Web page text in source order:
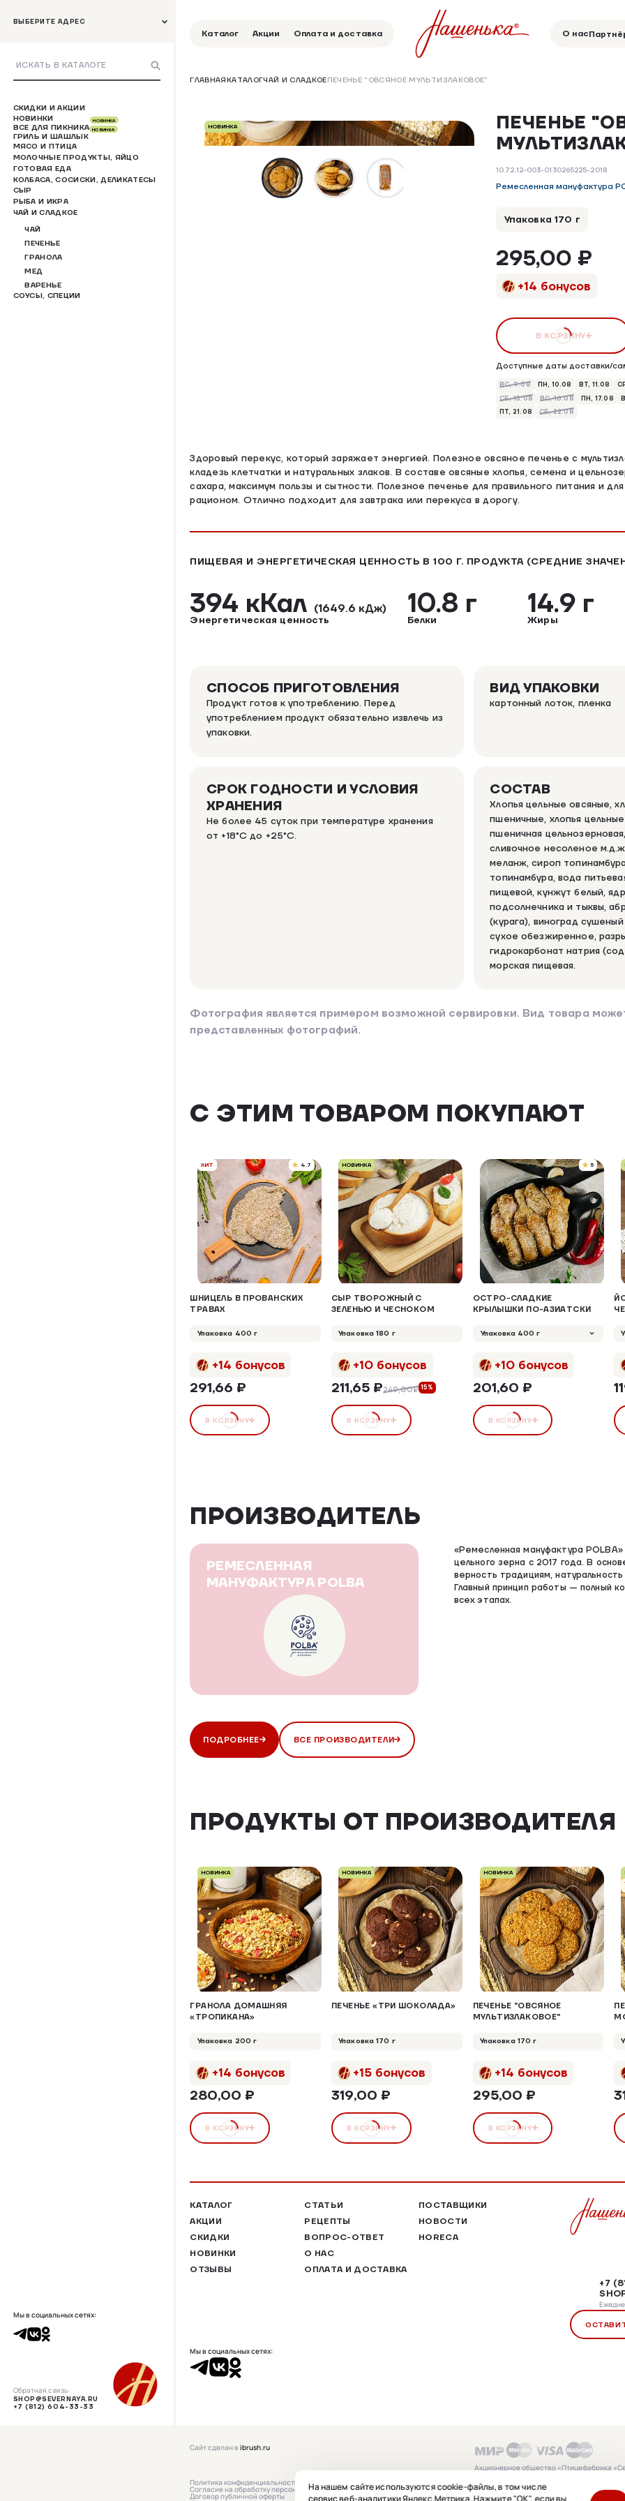
ВЫБЕРИТЕ АДРЕС
СКИДКИ И АКЦИИ
НОВИНКИ
ВСЕ ДЛЯ ПИКНИКА
НОВИНКА
ГРИЛЬ И ШАШЛЫК
НОВИНКА
МЯСО И ПТИЦА
МОЛОЧНЫЕ ПРОДУКТЫ, ЯЙЦО
ГОТОВАЯ ЕДА
КОЛБАСА, СОСИСКИ, ДЕЛИКАТЕСЫ
СЫР
РЫБА И ИКРА
ЧАЙ И СЛАДКОЕ
ЧАЙ
ПЕЧЕНЬЕ
ГРАНОЛА
МЕД
ВАРЕНЬЕ
СОУСЫ, СПЕЦИИ
Мы в социальных сетях:
Обратная связь:
SHOP@SEVERNAYA.RU
+7 (812) 604-33-33
Каталог Акции Оплата и доставка О нас
ГЛАВНАЯКАТАЛОГЧАЙ И СЛАДКОЕПЕЧЕНЬЕ "ОВСЯНОЕ МУЛЬТИЗЛАКОВОЕ"
НОВИНКА НОВИНКА
ПЕЧЕНЬЕ
10.72.12-003-0130265225-2018
Ремесленная мануфактура
Доступные даты доставки/
ВС, 9.08 ПН, 10.08 ВТ, 11.08
СБ, 15.08
ВС, 16.08 ПН, 17.08
ПТ, 21.08
СБ, 22.08
Упаковка 170 г
295,00 ₽
+14 бонусов
В КОРЗИНУ
Здоровый перекус, который заряжает энергией. Полезное овсяное печенье с
кладезь клетчатки и натуральных злаков. В составе овсяные хлопья, семена и
сахара, максимум пользы и сытности. Полезное печенье для правильного питания и
рационом. Отлично подходит для завтрака или перекуса в дорогу.
ПИЩЕВАЯ И ЭНЕРГЕТИЧЕСКАЯ ЦЕННОСТЬ В 100 Г. ПРОДУКТА (СРЕДНИЕ
394 кКал (1649.6 кДж)
Энергетическая ценность
10.8 г
Белки
14.9 г
Жиры
СПОСОБ ПРИГОТОВЛЕНИЯ
Продукт готов к употреблению. Перед
употреблением продукт обязательно извлечь из
упаковки.
ВИД УПАКОВКИ
картонный лоток, пленка
СРОК ГОДНОСТИ И УСЛОВИЯ
ХРАНЕНИЯ
Не более 45 суток при температуре хранения
от +18°C до +25°C.
СОСТАВ
Хлопья цельные овсяные,
пшеничные, хлопья
пшеничная
сливочное несоленое
меланж, сироп
топинамбура, вода
пищевой, кунжут белый,
подсолнечника и тыквы,
(курага), виноград
сухое обезжиренное,
гидрокарбонат натрия
морская пищевая.
Фотография является примером возможной сервировки. Вид товара
представленных фотографий.
С ЭТИМ ТОВАРОМ ПОКУПАЮТ
ХИТ 4.7
ШНИЦЕЛЬ В ПРОВАНСКИХ
ТРАВАХ
Упаковка 400 г
+14 бонусов
291,66 ₽
В КОРЗИНУ
НОВИНКА
СЫР ТВОРОЖНЫЙ С
ЗЕЛЕНЬЮ И ЧЕСНОКОМ
Упаковка 180 г
+10 бонусов
211,65 ₽249,00₽ 15%
В КОРЗИНУ
5
ОСТРО-СЛАДКИЕ
КРЫЛЫШКИ ПО-АЗИАТСКИ
Упаковка 400 г
+10 бонусов
201,60 ₽
В КОРЗИНУ
ПРОИЗВОДИТЕЛЬ
РЕМЕСЛЕННАЯ
МАНУФАКТУРА POLBA
ПОДРОБНЕЕ ВСЕ ПРОИЗВОДИТЕЛИ
«Ремесленная мануфактура
цельного зерна с 2017 года. В
верность традициям, натуральность
Главный принцип работы — полный
всех этапах.
ПРОДУКТЫ ОТ ПРОИЗВОДИТЕЛЯ
НОВИНКА
ГРАНОЛА ДОМАШНЯЯ
«ТРОПИКАНА»
Упаковка 200 г
+14 бонусов
280,00 ₽
В КОРЗИНУ
НОВИНКА
ПЕЧЕНЬЕ «ТРИ ШОКОЛАДА»
Упаковка 170 г
+15 бонусов
319,00 ₽
В КОРЗИНУ
НОВИНКА
ПЕЧЕНЬЕ "ОВСЯНОЕ
МУЛЬТИЗЛАКОВОЕ"
Упаковка 170 г
+14 бонусов
295,00 ₽
В КОРЗИНУ
КАТАЛОГ
АКЦИИ
СКИДКИ
НОВИНКИ
ОТЗЫВЫ
СТАТЬИ
РЕЦЕПТЫ
ВОПРОС-ОТВЕТ
О НАС
ОПЛАТА И ДОСТАВКА
ПОСТАВЩИКИ
НОВОСТИ
HORECA
Мы в социальных сетях:
+7
Сайт сделан вibrush.ru
Политика конфиденциальности
Согласие на обработку персональных данных
Договор публичной оферты
Акционерное общество «Птицефабрика
4706002688, ОГРН 1024701330741, Россия,
область, Кировский муниципальный
На нашем сайте используются cookie-файлы, в том числе
сервис веб-аналитики Яндекс.Метрика. Нажмите "ОК", если вы